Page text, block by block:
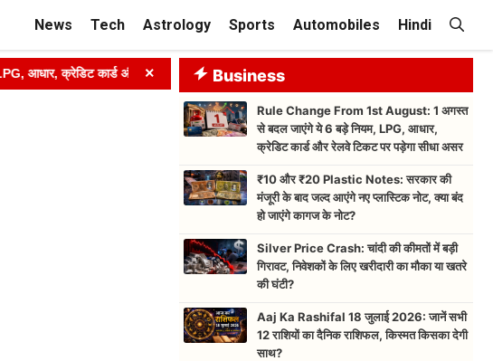
News Tech Astrology Sports Automobiles Hindi
क्रेडिट कार्ड और रेलवे टिकट पर पड़ेगा सीधा असर
× Business
Rule Change From 1st August: 1 अगस्त
से बदल जाएंगे ये 6 बड़े नियम, LPG, आधार,
क्रेडिट कार्ड और रेलवे टिकट पर पड़ेगा सीधा असर
₹10 और ₹20 Plastic Notes: सरकार की
मंजूरी के बाद जल्द आएंगे नए प्लास्टिक नोट, क्या बंद
हो जाएंगे कागज के नोट?
Silver Price Crash: चांदी की कीमतों में बड़ी
गिरावट, निवेशकों के लिए खरीदारी का मौका या खतरे
की घंटी?
Aaj Ka Rashifal 18 जुलाई 2026: जानें सभी
12 राशियों का दैनिक राशिफल, किस्मत किसका देगी
साथ?